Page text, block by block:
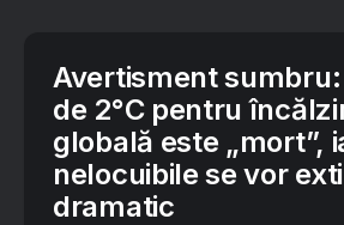
Avertisment
de 2°C pentru
globală este „mort”,
nelocuibile se vor
dramatic